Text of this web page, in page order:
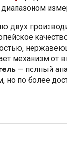
двух
механизм от
— полный
но по более